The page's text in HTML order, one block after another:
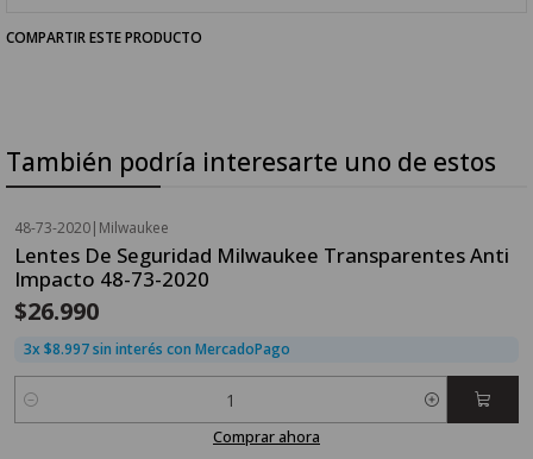
COMPARTIR ESTE PRODUCTO
También podría interesarte uno de estos
48-73-2020| Milwaukee
Lentes De Seguridad Milwaukee Transparentes Anti
Impacto 48-73-2020
$26.990
3x $8.997 sin interés con MercadoPago
Cantidad
Comprar ahora